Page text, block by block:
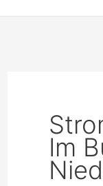
Im